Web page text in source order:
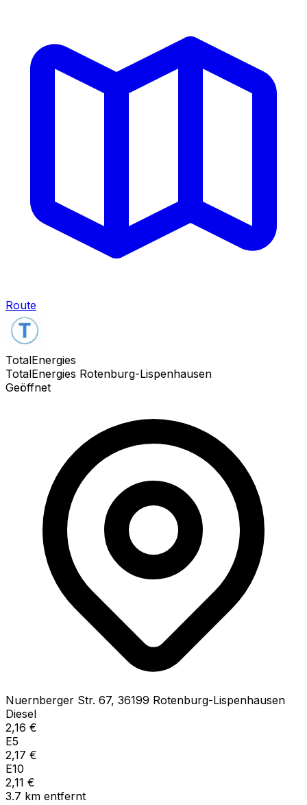
Route
TotalEnergies
TotalEnergies Rotenburg-Lispenhausen
Geöffnet
Nuernberger Str. 67, 36199 Rotenburg-Lispenhausen
Diesel
2,16 €
E5
2,17 €
E10
2,11 €
3.7 km entfernt